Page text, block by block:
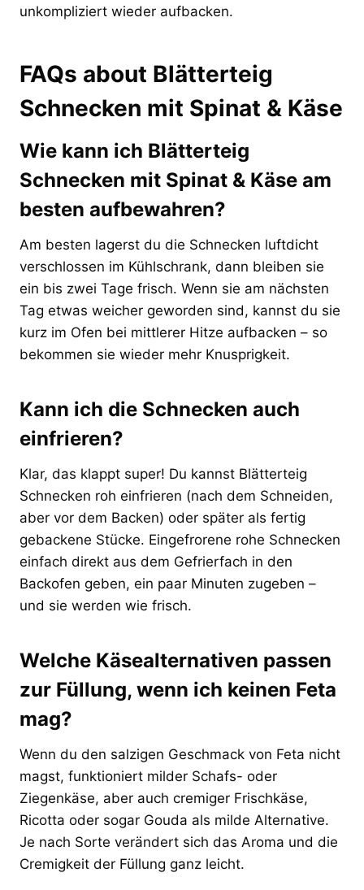
unkompliziert wieder aufbacken.
FAQs about Blätterteig
Schnecken mit Spinat & Käse
Wie kann ich Blätterteig
Schnecken mit Spinat & Käse am
besten aufbewahren?
Am besten lagerst du die Schnecken luftdicht
verschlossen im Kühlschrank, dann bleiben sie
ein bis zwei Tage frisch. Wenn sie am nächsten
Tag etwas weicher geworden sind, kannst du sie
kurz im Ofen bei mittlerer Hitze aufbacken – so
bekommen sie wieder mehr Knusprigkeit.
Kann ich die Schnecken auch
einfrieren?
Klar, das klappt super! Du kannst Blätterteig
Schnecken roh einfrieren (nach dem Schneiden,
aber vor dem Backen) oder später als fertig
gebackene Stücke. Eingefrorene rohe Schnecken
einfach direkt aus dem Gefrierfach in den
Backofen geben, ein paar Minuten zugeben –
und sie werden wie frisch.
Welche Käsealternativen passen
zur Füllung, wenn ich keinen Feta
mag?
Wenn du den salzigen Geschmack von Feta nicht
magst, funktioniert milder Schafs- oder
Ziegenkäse, aber auch cremiger Frischkäse,
Ricotta oder sogar Gouda als milde Alternative.
Je nach Sorte verändert sich das Aroma und die
Cremigkeit der Füllung ganz leicht.